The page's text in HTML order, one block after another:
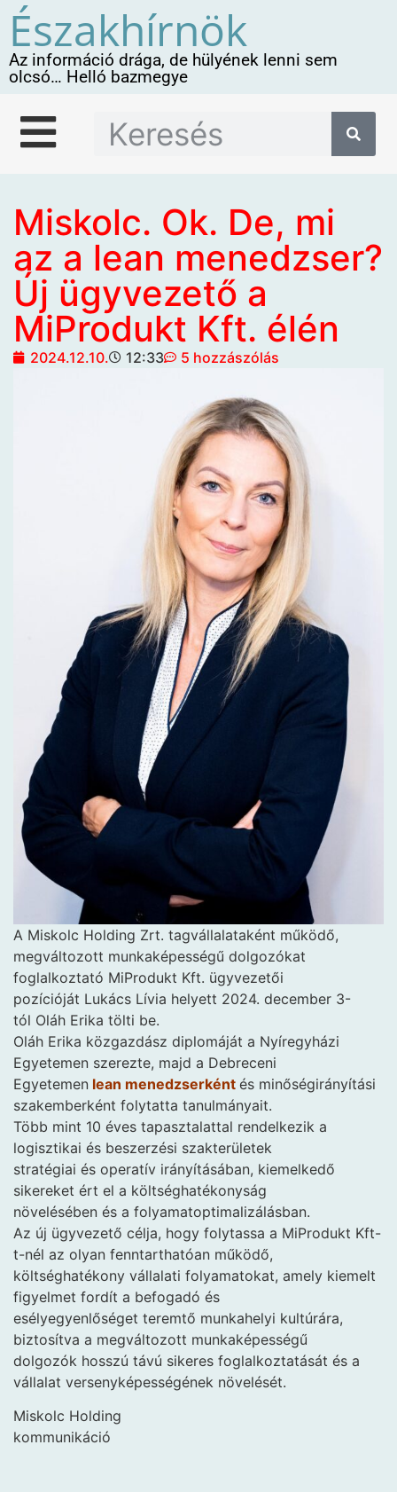
Északhírnök
Az információ drága, de hülyének lenni sem
olcsó… Helló bazmegye
Miskolc. Ok. De, mi
az a lean menedzser?
Új ügyvezető a
MiProdukt Kft. élén
2024.12.10. 12:33 5 hozzászólás
A Miskolc Holding Zrt. tagvállalataként működő,
megváltozott munkaképességű dolgozókat
foglalkoztató MiProdukt Kft. ügyvezetői
pozícióját Lukács Lívia helyett 2024. december 3-
tól Oláh Erika tölti be.
Oláh Erika közgazdász diplomáját a Nyíregyházi
Egyetemen szerezte, majd a Debreceni
Egyetemen lean menedzserként és minőségirányítási
szakemberként folytatta tanulmányait.
Több mint 10 éves tapasztalattal rendelkezik a
logisztikai és beszerzési szakterületek
stratégiai és operatív irányításában, kiemelkedő
sikereket ért el a költséghatékonyság
növelésében és a folyamatoptimalizálásban.
Az új ügyvezető célja, hogy folytassa a MiProdukt Kft-
t-nél az olyan fenntarthatóan működő,
költséghatékony vállalati folyamatokat, amely kiemelt
figyelmet fordít a befogadó és
esélyegyenlőséget teremtő munkahelyi kultúrára,
biztosítva a megváltozott munkaképességű
dolgozók hosszú távú sikeres foglalkoztatását és a
vállalat versenyképességének növelését.
Miskolc Holding
kommunikáció